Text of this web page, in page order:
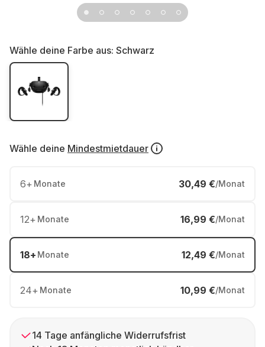
Wähle deine Farbe aus: Schwarz
Wähle deine Mindestmietdauer
6+ Monate 30,49 €/Monat
12+ Monate 16,99 €/Monat
18+ Monate 12,49 €/Monat
24+ Monate 10,99 €/Monat
14 Tage anfängliche Widerrufsfrist